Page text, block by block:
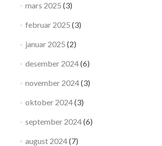
mars 2025 (3)
februar 2025 (3)
januar 2025 (2)
desember 2024(6)
november 2024(3)
oktober 2024(3)
september 2024(6)
august 2024(7)